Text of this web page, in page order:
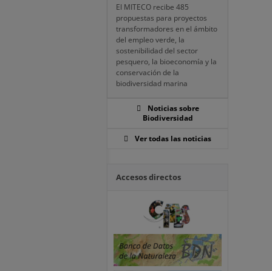
El MITECO recibe 485
propuestas para proyectos
transformadores en el ámbito
del empleo verde, la
sostenibilidad del sector
pesquero, la bioeconomía y la
conservación de la
biodiversidad marina
Noticias sobre
Biodiversidad
Ver todas las noticias
Accesos directos